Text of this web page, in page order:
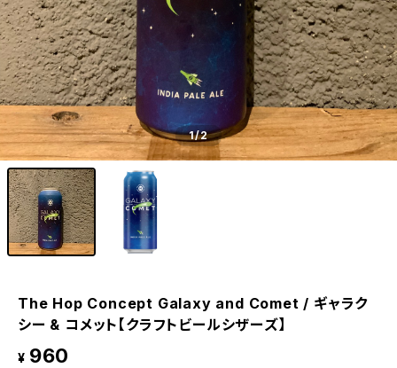
1/2
The Hop Concept Galaxy and Comet / ギャラク
シー & コメット【クラフトビールシザーズ】
¥ 960